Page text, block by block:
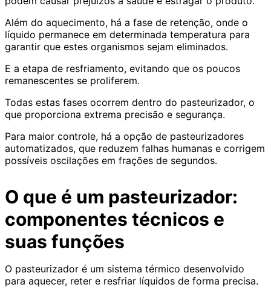
Além do aquecimento, há a fase de retenção, onde o
líquido permanece em determinada temperatura para
garantir que estes organismos sejam eliminados.
E a etapa de resfriamento, evitando que os poucos
remanescentes se proliferem.
Todas estas fases ocorrem dentro do pasteurizador, o
que proporciona extrema precisão e segurança.
Para maior controle, há a opção de pasteurizadores
automatizados, que reduzem falhas humanas e corrigem
possíveis oscilações em frações de segundos.
O que é um pasteurizador:
componentes técnicos e
suas funções
O pasteurizador é um sistema térmico desenvolvido
para aquecer, reter e resfriar líquidos de forma precisa.